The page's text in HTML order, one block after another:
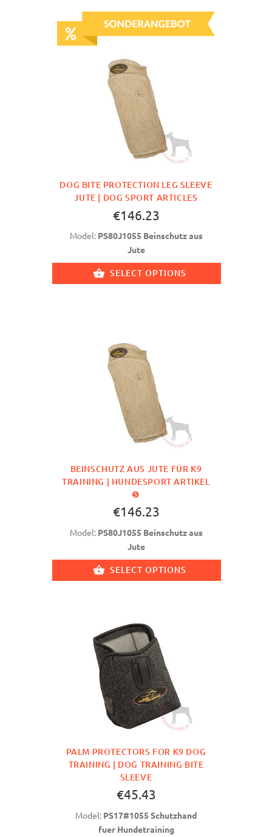
DOG BITE PROTECTION LEG SLEEVE
JUTE | DOG SPORT ARTICLES
€146.23
Model: PS80J1055 Beinschutz aus
Jute
SELECT OPTIONS
BEINSCHUTZ AUS JUTE FÜR K9
TRAINING | HUNDESPORT ARTIKEL
❺
€146.23
Model: PS80J1055 Beinschutz aus
Jute
SELECT OPTIONS
PALM PROTECTORS FOR K9 DOG
TRAINING | DOG TRAINING BITE
SLEEVE
€45.43
Model: PS17#1055 Schutzhand
fuer Hundetraining